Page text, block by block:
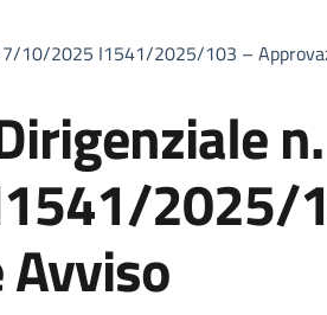
10/2025 I1541/2025/103 –
2025/